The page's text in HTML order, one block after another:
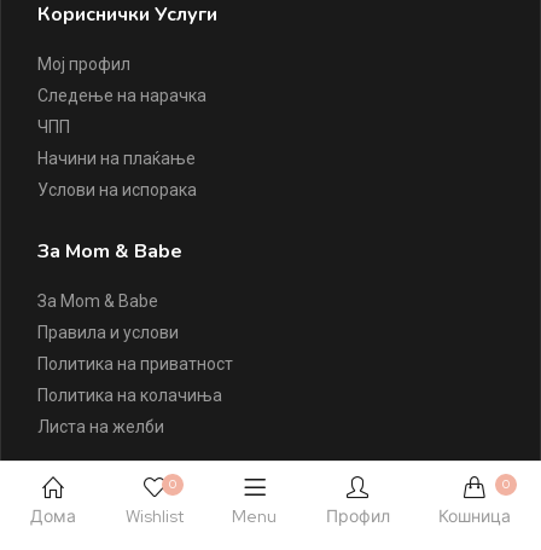
Кориснички Услуги
Мој профил
Следење на нарачка
ЧПП
Начини на плаќање
Услови на испорака
За Mom & Babe
За Mom & Babe
Правила и услови
Политика на приватност
Политика на колачиња
Листа на желби
Контактирајте Нè
Дома
0
Wishlist Menu Профил
0
Кошница